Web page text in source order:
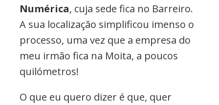
Numérica, cuja sede fica no Barreiro.
A sua localização simplificou imenso o
processo, uma vez que a empresa do
meu irmão fica na Moita, a poucos
quilómetros!
O que eu quero dizer é que, quer